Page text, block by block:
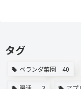
タグ
ベランダ菜園 40